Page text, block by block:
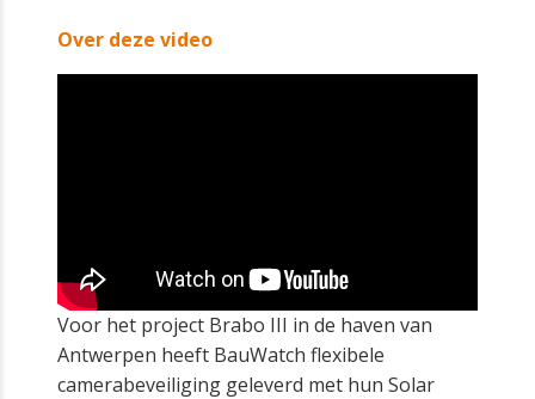
Over deze video
Voor het project Brabo III in de haven van
Antwerpen heeft BauWatch flexibele
camerabeveiliging geleverd met hun Solar